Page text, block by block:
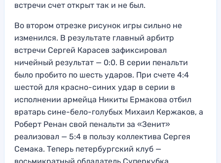
встречи счет открыт так и не был.
Во втором отрезке рисунок игры сильно не
изменился. В результате главный арбитр
встречи Сергей Карасев зафиксировал
ничейный результат — 0:0. В серии пенальти
было пробито по шесть ударов. При счете 4:4
шестой для красно-синих удар в серии в
исполнении армейца Никиты Ермакова отбил
вратарь сине-бело-голубых Михаил Кержаков, а
Роберт Ренан свой пенальти за «Зенит»
реализовал — 5:4 в пользу коллектива Сергея
Семака. Теперь петербургский клуб —